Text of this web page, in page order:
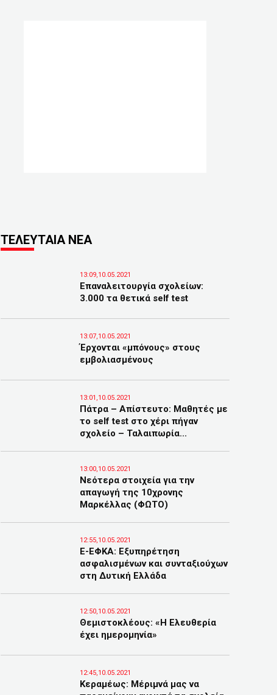
ΤΕΛΕΥΤΑΙΑ ΝΕΑ
13:09,10.05.2021
Επαναλειτουργία σχολείων:
3.000 τα θετικά self test
13:07,10.05.2021
Έρχονται «μπόνους» στους
εμβολιασμένους
13:01,10.05.2021
Πάτρα – Απίστευτο: Μαθητές με
το self test στο χέρι πήγαν
σχολείο – Ταλαιπωρία...
13:00,10.05.2021
Νεότερα στοιχεία για την
απαγωγή της 10χρονης
Μαρκέλλας (ΦΩΤΟ)
12:55,10.05.2021
E-ΕΦΚΑ: Εξυπηρέτηση
ασφαλισμένων και συνταξιούχων
στη Δυτική Ελλάδα
12:50,10.05.2021
Θεμιστοκλέους: «Η Ελευθερία
έχει ημερομηνία»
12:45,10.05.2021
Κεραμέως: Μέριμνά μας να